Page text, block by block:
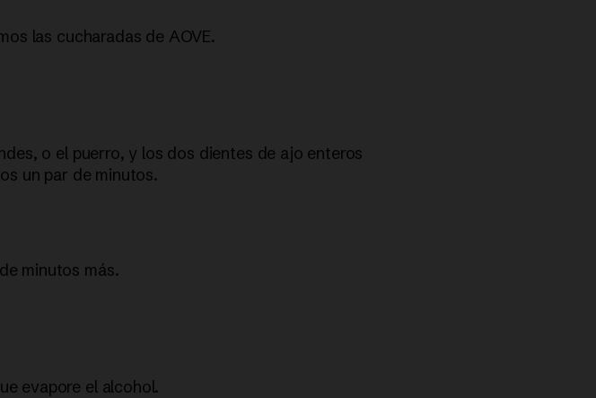
las cucharadas de AOVE.
o el puerro, y los dos dientes de ajo enteros
un par de minutos.
minutos más.
evapore el alcohol.